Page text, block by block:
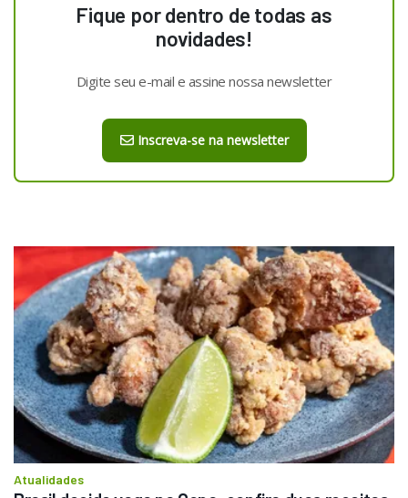
Fique por dentro de todas as
novidades!
Digite seu e-mail e assine nossa newsletter
Inscreva-se na newsletter
Atualidades